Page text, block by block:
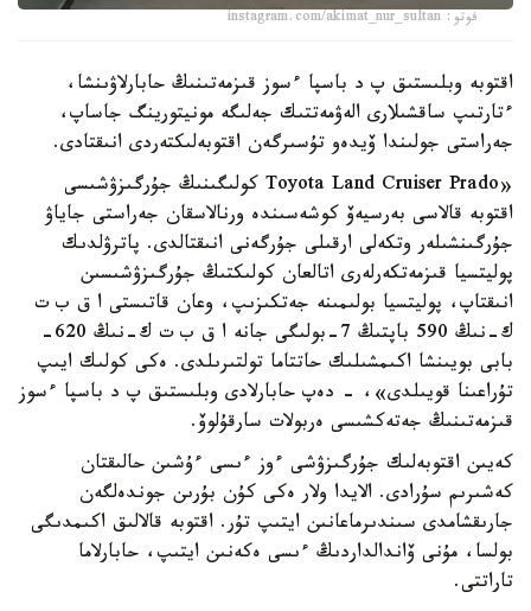
فوتو: instagram.com/akimat_nur_sultan
اقتوبە وبلىستىق پ د باسپا ءسوز قىزمەتىنىڭ حابارلاۋىنشا،
ءتارتىپ ساقشىلارى الەۋمەتتىك جەلىگە مونيتورينگ جاساپ،
جەراستى جولىندا ۆيدەو تۇسىرگەن اقتوبەلىكتەردى انىقتادى.
«Toyota Land Cruiser Prado كولىگىنىڭ جۇرگىزۋشىسى
اقتوبە قالاسى بەرسيەۆ كوشەسىندە ورنالاسقان جەراستى جاياۋ
جۇرگىنشىلەر وتكەلى ارقىلى جۇرگەنى انىقتالدى. پاترۋلدىك
پوليتسيا قىزمەتكەرلەرى اتالعان كولىكتىڭ جۇرگىزۋشىسىن
انىقتاپ، پوليتسيا بولىمىنە جەتكىزىپ، وعان قاتىستى ا ق ب ت
ك-نىڭ 590 باپتىڭ 7-بولىگى جانە ا ق ب ت ك-نىڭ 620-
بابى بويىنشا اكىمشىلىك حاتتاما تولتىرىلدى. ەكى كولىك ايىپ
تۇراعىنا قويىلدى»، - دەپ حابارلادى وبلىستىق پ د باسپا ءسوز
قىزمەتىنىڭ جەتەكشىسى ەربولات سارقۇلوۆ.
كەيىن اقتوبەلىك جۇرگىزۋشى ءوز ءىسى ءۇشىن حالىقتان
كەشىرىم سۇرادى. الايدا ولار ەكى كۇن بۇرىن جوندەلگەن
جارىقشامدى سىندىرماعانىن ايتىپ تۇر. اقتوبە قالالىق اكىمدىگى
بولسا، مۇنى ۆاندالداردىڭ ءىسى ەكەنىن ايتىپ، حابارلاما
تاراتتى.